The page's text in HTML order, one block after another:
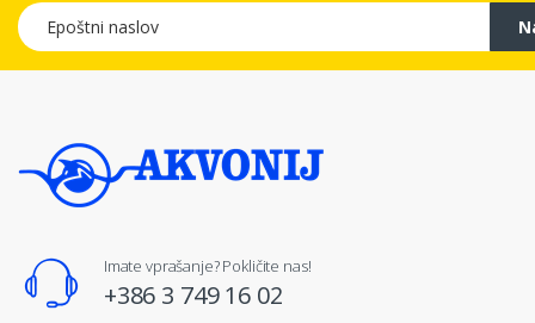
Epoštni naslov
Imate vprašanje? Pokličite nas!
+386 3 749 16 02